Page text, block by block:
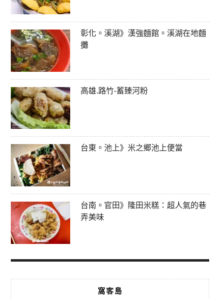
彰化。溪湖》漢強麵館。溪湖在地麵
攤
高雄.路竹-蓄臻河粉
台東。池上》米之鄉池上便當
台南。官田》隆田米糕：超人氣的巷
弄美味
窩客島